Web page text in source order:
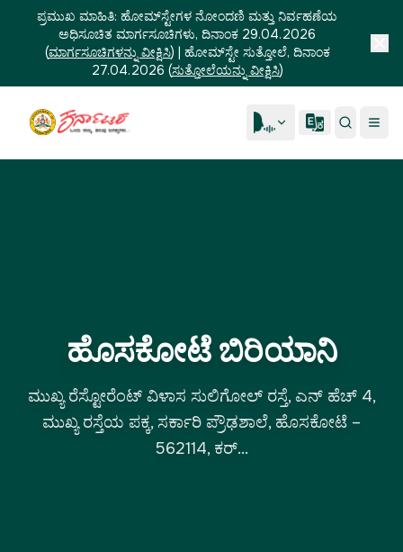
ಪ್ರಮುಖ ಮಾಹಿತಿ: ಹೋಮ್‌ಸ್ಟೇಗಳ ನೋಂದಣಿ ಮತ್ತು ನಿರ್ವಹಣೆಯ
ಅಧಿಸೂಚಿತ ಮಾರ್ಗಸೂಚಿಗಳು, ದಿನಾಂಕ 29.04.2026
(ಮಾರ್ಗಸೂಚಿಗಳನ್ನು ವೀಕ್ಷಿಸಿ) | ಹೋಮ್‌ಸ್ಟೇ ಸುತ್ತೋಲೆ, ದಿನಾಂಕ
27.04.2026 (ಸುತ್ತೋಲೆಯನ್ನು ವೀಕ್ಷಿಸಿ)
ಹೊಸಕೋಟೆ ಬಿರಿಯಾನಿ
ಮುಖ್ಯ ರೆಸ್ಟೋರೆಂಟ್ ವಿಳಾಸ ಸುಲಿಗೋಲ್ ರಸ್ತೆ, ಎನ್ ಹೆಚ್ 4,
ಮುಖ್ಯ ರಸ್ತೆಯ ಪಕ್ಕ, ಸರ್ಕಾರಿ ಪ್ರೌಢಶಾಲೆ, ಹೊಸಕೋಟೆ –
562114, ಕರ್...